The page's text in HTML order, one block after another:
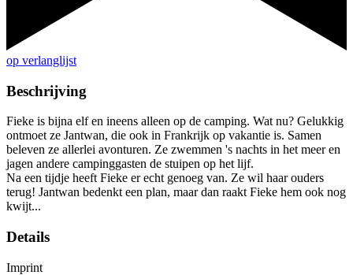
op verlanglijst
Beschrijving
Fieke is bijna elf en ineens alleen op de camping. Wat nu? Gelukkig
ontmoet ze Jantwan, die ook in Frankrijk op vakantie is. Samen
beleven ze allerlei avonturen. Ze zwemmen 's nachts in het meer en
jagen andere campinggasten de stuipen op het lijf.
Na een tijdje heeft Fieke er echt genoeg van. Ze wil haar ouders
terug! Jantwan bedenkt een plan, maar dan raakt Fieke hem ook nog
kwijt...
Details
Imprint